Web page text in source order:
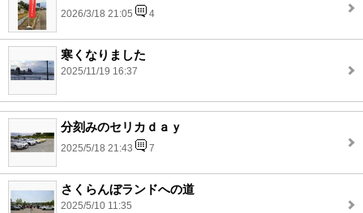
2026/3/18 21:05 4
寒くなりました
2025/11/19 16:37
分刻みのセリカｄａｙ
2025/5/18 21:43 7
さくらんぼランドへの道
2025/5/10 11:35